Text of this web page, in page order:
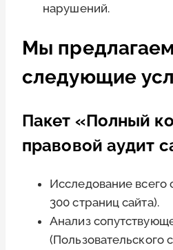
нарушений.
Мы предлагаем
следующие
Пакет «Полный
правовой аудит
Исследование всего
300 страниц сайта).
Анализ
(Пользовательского